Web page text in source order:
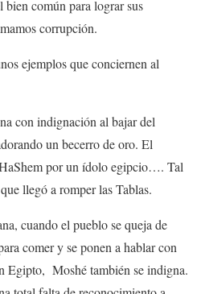
bien común para lograr sus
corrupción.
ejemplos que conciernen al
con indignación al bajar del
un becerro de oro. El
por un ídolo egipcio…. Tal
llegó a romper las Tablas.
cuando el pueblo se queja de
comer y se ponen a hablar con
Egipto, Moshé también se indigna.